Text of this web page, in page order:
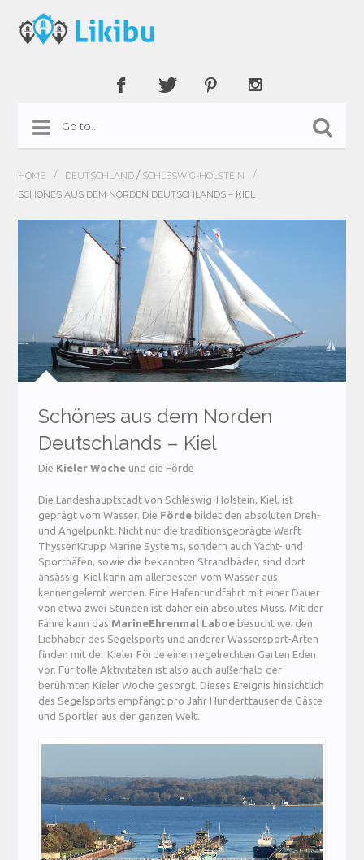
HOME / DEUTSCHLAND / SCHLESWIG-HOLSTEIN /
SCHÖNES AUS DEM NORDEN DEUTSCHLANDS – KIEL
Schönes aus dem Norden
Deutschlands – Kiel
Die Kieler Woche und die Förde
Die Landeshauptstadt von Schleswig-Holstein, Kiel, ist
geprägt vom Wasser. Die Förde bildet den absoluten Dreh-
und Angelpunkt. Nicht nur die traditionsgeprägte Werft
ThyssenKrupp Marine Systems, sondern auch Yacht- und
Sporthäfen, sowie die bekannten Strandbäder, sind dort
ansässig. Kiel kann am allerbesten vom Wasser aus
kennengelernt werden. Eine Hafenrundfahrt mit einer Dauer
von etwa zwei Stunden ist daher ein absolutes Muss. Mit der
Fähre kann das MarineEhrenmal Laboe besucht werden.
Liebhaber des Segelsports und anderer Wassersport-Arten
finden mit der Kieler Förde einen regelrechten Garten Eden
vor. Für tolle Aktivitäten ist also auch außerhalb der
berühmten Kieler Woche gesorgt. Dieses Ereignis hinsichtlich
des Segelsports empfängt pro Jahr Hunderttausende Gäste
und Sportler aus der ganzen Welt.